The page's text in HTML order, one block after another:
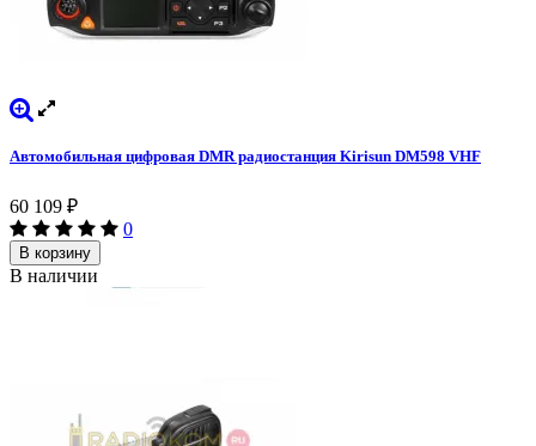
Автомобильная цифровая DMR радиостанция Kirisun DM598 VHF
60 109 ₽
0
В корзину
В наличии